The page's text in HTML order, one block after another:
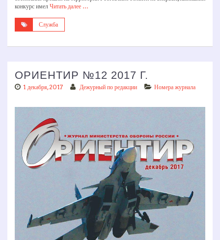
конкурс имел Читать далее …
Служба
ОРИЕНТИР №12 2017 Г.
1 декабря, 2017 Дежурный по редакции Номера журнала